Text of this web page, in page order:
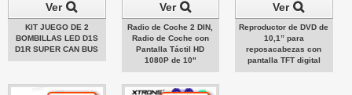
Ver
KIT JUEGO DE 2
BOMBILLAS LED D1S
D1R SUPER CAN BUS
Ver
Radio de Coche 2 DIN,
Radio de Coche con
Pantalla Táctil HD
1080P de 10"
Ver
Reproductor de DVD de
10,1” para
reposacabezas con
pantalla TFT digital